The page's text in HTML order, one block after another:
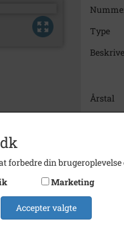
Type
Årstal
Arkiv
forbedre din
Marketing
Accepter valgte